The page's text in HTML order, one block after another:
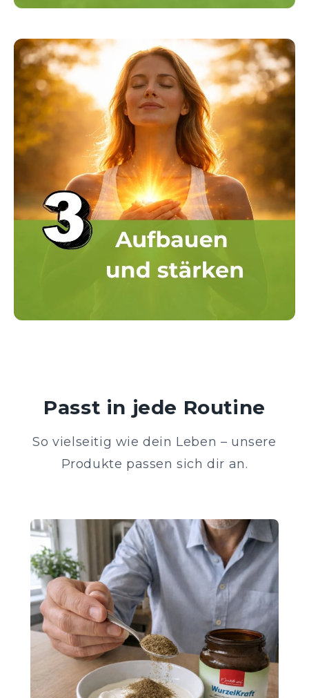
Passt in jede Routine
So vielseitig wie dein Leben – unsere
Produkte passen sich dir an.